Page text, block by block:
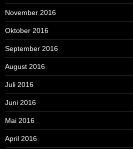
November 2016
Oktober 2016
September 2016
August 2016
Juli 2016
Juni 2016
Mai 2016
April 2016